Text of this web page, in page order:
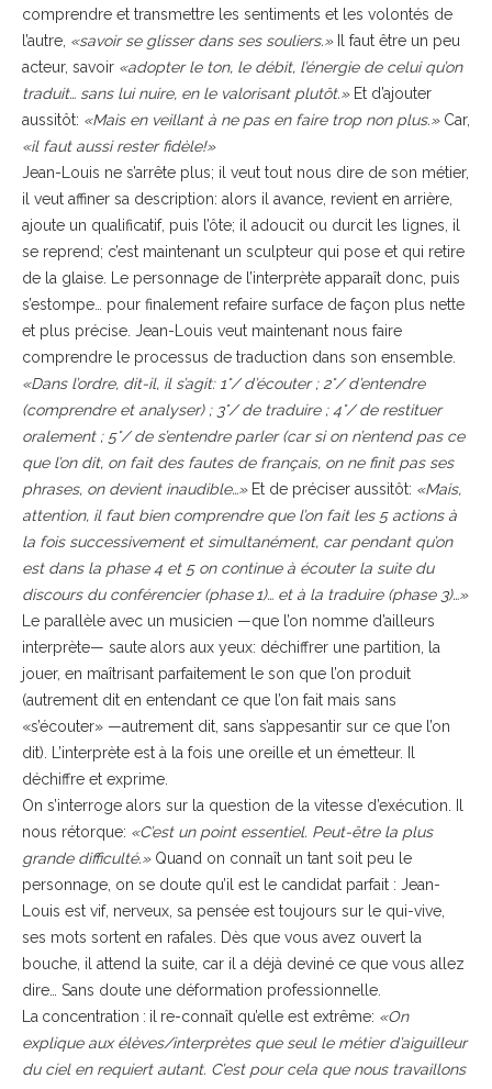
comprendre et transmettre les sentiments et les volontés de
l’autre, «savoir se glisser dans ses souliers.»Il faut être un peu
acteur, savoir «adopter le ton, le débit, l’énergie de celui qu’on
traduit… sans lui nuire, en le valorisant plutôt.»Et d’ajouter
aussitôt: «Mais en veillant à ne pas en faire trop non plus.»Car,
«il faut aussi rester fidèle!»
Jean-Louis ne s’arrête plus; il veut tout nous dire de son métier,
il veut affiner sa description: alors il avance, revient en arrière,
ajoute un qualificatif, puis l’ôte; il adoucit ou durcit les lignes, il
se reprend; c’est maintenant un sculpteur qui pose et qui retire
de la glaise. Le personnage de l’interprète apparaît donc, puis
s’estompe… pour finalement refaire surface de façon plus nette
et plus précise. Jean-Louis veut maintenant nous faire
comprendre le processus de traduction dans son ensemble.
«Dans l’ordre, dit-il, il s’agit: 1°/ d’écouter ; 2°/ d’entendre
(comprendre et analyser) ; 3°/ de traduire ; 4°/ de restituer
oralement ; 5°/ de s’entendre parler (car si on n’entend pas ce
que l’on dit, on fait des fautes de français, on ne finit pas ses
phrases, on devient inaudible…»Et de préciser aussitôt: «Mais,
attention, il faut bien comprendre que l’on fait les 5 actions à
la fois successivement et simultanément, car pendant qu’on
est dans la phase 4 et 5 on continue à écouter la suite du
discours du conférencier (phase 1)… et à la traduire (phase 3)…»
Le parallèle avec un musicien —que l’on nomme d’ailleurs
interprète— saute alors aux yeux: déchiffrer une partition, la
jouer, en maîtrisant parfaitement le son que l’on produit
(autrement dit en entendant ce que l’on fait mais sans
«s’écouter» —autrement dit, sans s’appesantir sur ce que l’on
dit). L’interprète est à la fois une oreille et un émetteur. Il
déchiffre et exprime.
On s’interroge alors sur la question de la vitesse d’exécution. Il
nous rétorque: «C’est un point essentiel. Peut-être la plus
grande difficulté.»Quand on connaît un tant soit peu le
personnage, on se doute qu’il est le candidat parfait : Jean-
Louis est vif, nerveux, sa pensée est toujours sur le qui-vive,
ses mots sortent en rafales. Dès que vous avez ouvert la
bouche, il attend la suite, car il a déjà deviné ce que vous allez
dire… Sans doute une déformation professionnelle.
La concentration : il re-connaît qu’elle est extrême: «On
explique aux élèves/interprètes que seul le métier d’aiguilleur
du ciel en requiert autant. C’est pour cela que nous travaillons